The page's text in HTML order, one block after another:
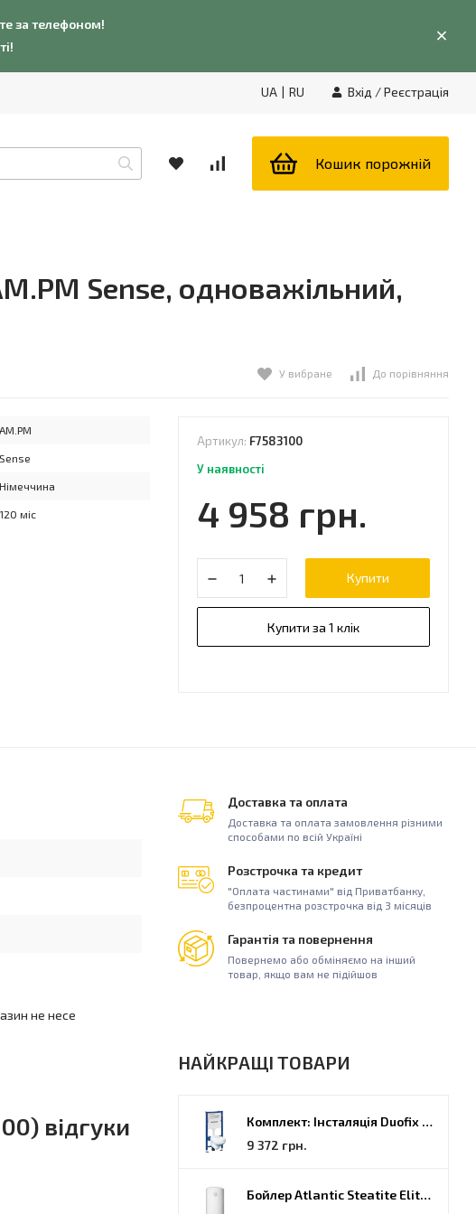
за телефоном!
UA | RU Вхід /Реєстрація
Кошик порожній
Sense, одноважільний,
У вибране До порівняння
AM.PM
Sense
Німеччина
120 міс
Артикул: F7583100
У наявності
4 958 грн.
Купити
Купити за 1 клік
Доставка та оплата
Доставка та оплата замовлення різними
способами по всій Україні
Розстрочка та кредит
"Оплата частинами" від Приватбанку,
безпроцентна розстрочка від 3 місяців
Гарантія та повернення
Повернемо або обміняємо на інший
товар, якщо вам не підійшов
НАЙКРАЩІ ТОВАРИ
Комплект: Інсталяція Duofix PRO 20 + унітаз Kolo Idol (118.315.21.2)
9 372 грн.
Бойлер Atlantic Steatite Elite VM 080 D400 2 BC, 80 (851188)
не несе
відгуки